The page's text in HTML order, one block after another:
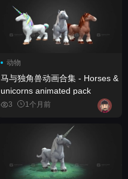
动物
马与独角兽动画合集 - Horses &
unicorns animated pack
3 1个月前